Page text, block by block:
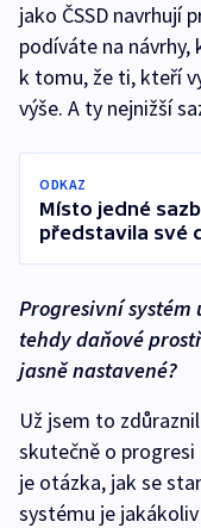
jako ČSSD navrhují
podíváte na
k tomu, že ti, kteří
výše. A ty nejnižší
ODKAZ
Místo jedné
představila své
Progresivní systém
tehdy daňové
jasně nastavené?
Už jsem to
skutečně o
je otázka, jak se
systému je